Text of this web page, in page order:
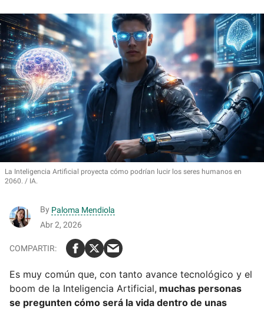
La Inteligencia Artificial proyecta cómo podrían lucir los seres humanos en
2060.
IA.
By Paloma Mendiola
Abr 2, 2026
Es muy común que, con tanto avance tecnológico y el
boom de la Inteligencia Artificial, muchas personas
se pregunten cómo será la vida dentro de unas